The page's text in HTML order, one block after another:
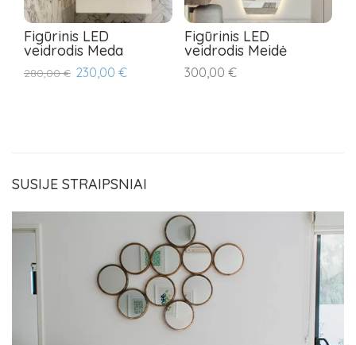
Figūrinis LED
veidrodis Meda
280,00 € 230,00 €
Figūrinis LED
veidrodis Meidė
300,00 €
SUSIJE STRAIPSNIAI